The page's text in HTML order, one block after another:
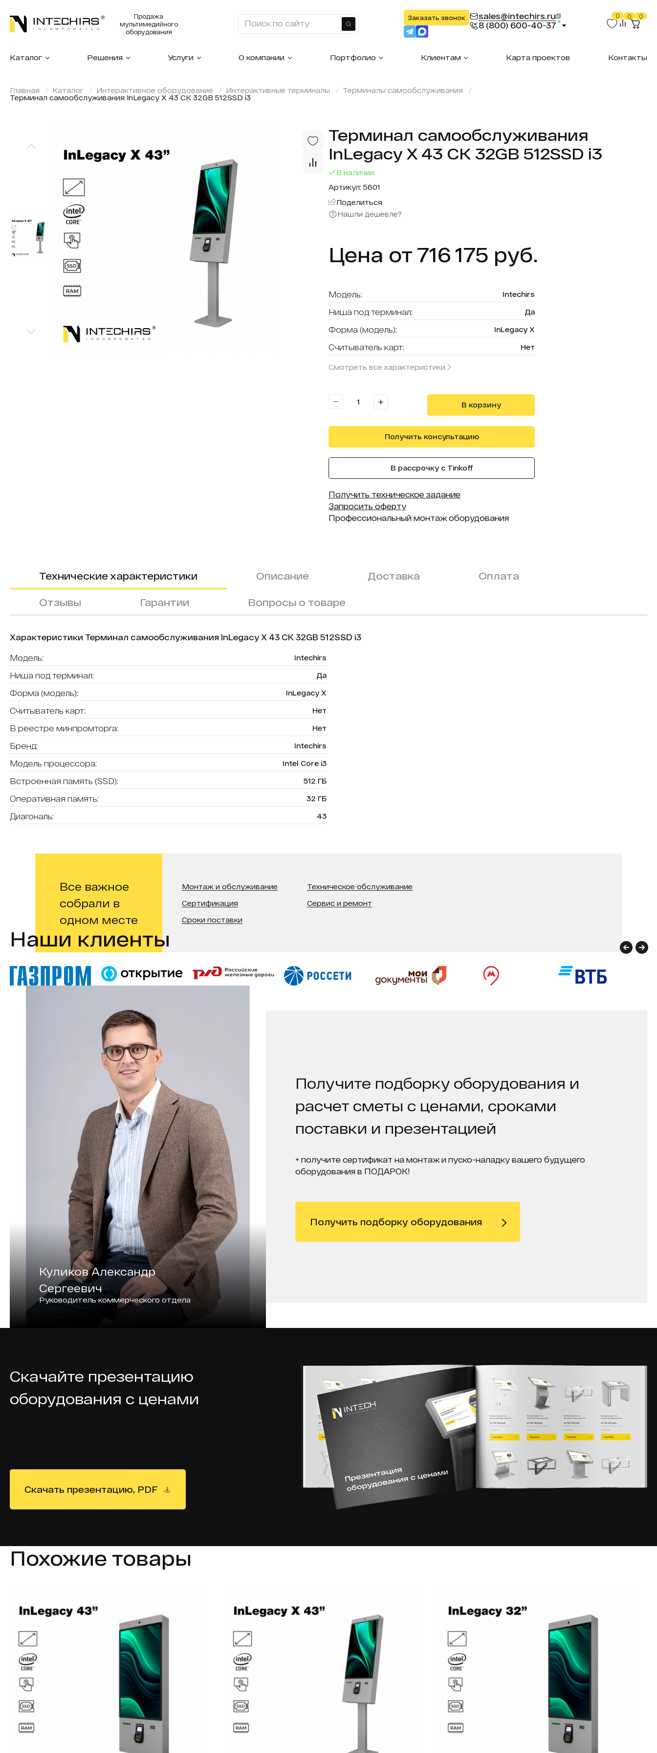
Продажа
мультимедийного
оборудования
Найти
Заказать звонок
sales@intechirs.ru
8 (800) 600-40-37
0 0 0
Каталог Решения Услуги О компании Портфолио Клиентам Карта проектов Контакты
Главная Каталог Интерактивное оборудование Интерактивные терминалы
Терминалы самообслуживания
Терминал самообслуживания InLegacy X 43 СК 32GB 512SSD i3
Терминал самообслуживания
InLegacy X 43 СК 32GB 512SSD i3
В наличии
Артикул: 5601
Поделиться
Нашли дешевле?
Цена от 716 175 руб.
Модель: Intechirs
Ниша под терминал: Да
Форма (модель): InLegacy X
Считыватель карт: Нет
Смотреть все характеристики
В корзину
Получить консультацию
В рассрочку с Tinkoff
Получить техническое задание
Запросить оферту
Профессиональный монтаж оборудования
Технические характеристики Описание Доставка Оплата
Отзывы Гарантии Вопросы о товаре
Характеристики Терминал самообслуживания InLegacy X 43 СК 32GB 512SSD i3
Модель: Intechirs
Ниша под терминал: Да
Форма (модель): InLegacy X
Считыватель карт: Нет
В реестре минпромторга: Нет
Бренд: Intechirs
Модель процессора: Intel Core i3
Встроенная память (SSD): 512 ГБ
Оперативная память: 32 ГБ
Диагональ: 43
Все важное
собрали в
одном месте
Монтаж и обслуживание
Сертификация
Сроки поставки
Техническое обслуживание
Сервис и ремонт
Наши клиенты
Куликов Александр
Сергеевич
Руководитель коммерческого отдела
Получите подборку оборудования и
расчет сметы с ценами, сроками
поставки и презентацией
+ получите сертификат на монтаж и пуско-наладку вашего будущего
оборудования в ПОДАРОК!
Получить подборку оборудования
Скачайте презентацию
оборудования с ценами
Скачать презентацию, PDF
Похожие товары